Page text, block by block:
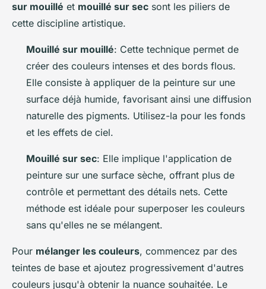
sur mouillé et mouillé sur sec sont les piliers de
cette discipline artistique.
Mouillé sur mouillé: Cette technique permet de
créer des couleurs intenses et des bords flous.
Elle consiste à appliquer de la peinture sur une
surface déjà humide, favorisant ainsi une diffusion
naturelle des pigments. Utilisez-la pour les fonds
et les effets de ciel.
Mouillé sur sec: Elle implique l'application de
peinture sur une surface sèche, offrant plus de
contrôle et permettant des détails nets. Cette
méthode est idéale pour superposer les couleurs
sans qu'elles ne se mélangent.
Pour mélanger les couleurs, commencez par des
teintes de base et ajoutez progressivement d'autres
couleurs jusqu'à obtenir la nuance souhaitée. Le